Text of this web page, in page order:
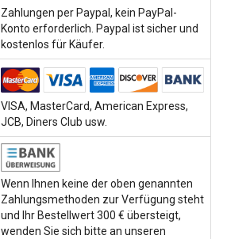
Zahlungen per Paypal, kein PayPal-
Konto erforderlich. Paypal ist sicher und
kostenlos für Käufer.
VISA, MasterCard, American Express,
JCB, Diners Club usw.
Wenn Ihnen keine der oben genannten
Zahlungsmethoden zur Verfügung steht
und Ihr Bestellwert 300 € übersteigt,
wenden Sie sich bitte an unseren